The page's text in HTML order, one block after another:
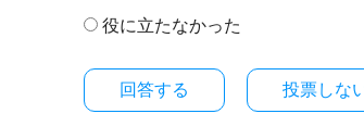
役に立たなかった
投票しな